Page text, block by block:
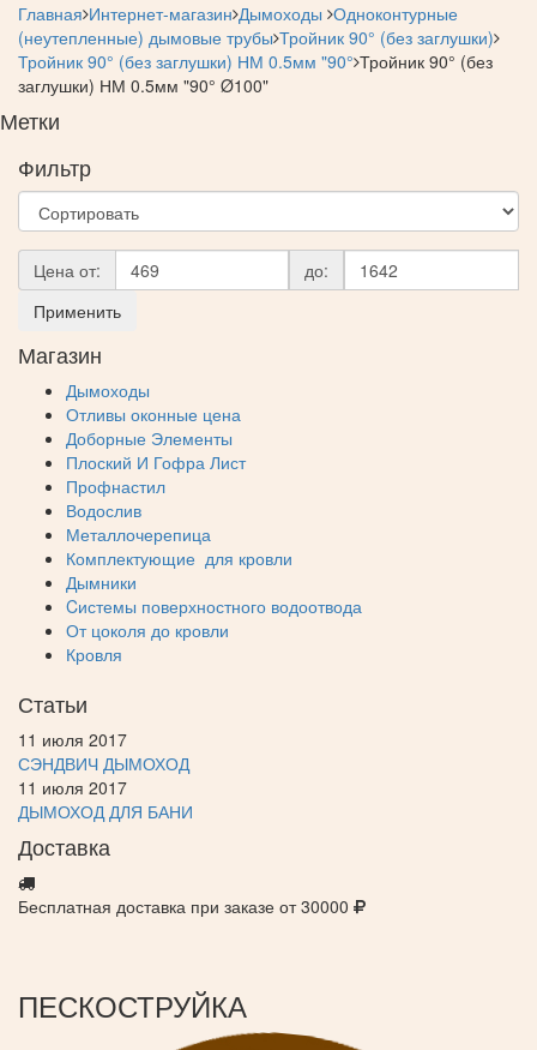
Главная Интернет-магазин Дымоходы Одноконтурные
(неутепленные) дымовые трубы Тройник 90° (без заглушки)
Тройник 90° (без заглушки) НМ 0.5мм "90° Тройник 90° (без
заглушки) НМ 0.5мм "90° Ø100"
Метки
Фильтр
Цена от:
до:
Применить
Магазин
Дымоходы
Отливы оконные цена
Доборные Элементы
Плоский И Гофра Лист
Профнастил
Водослив
Металлочерепица
Комплектующие для кровли
Дымники
Cистемы поверхностного водоотвода
От цоколя до кровли
Кровля
Статьи
11 июля 2017
СЭНДВИЧ ДЫМОХОД
11 июля 2017
ДЫМОХОД ДЛЯ БАНИ
Доставка
Бесплатная доставка при заказе от 30000
ПЕСКОСТРУЙКА